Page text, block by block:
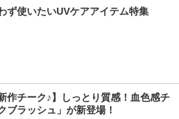
ず使いたいUVケアアイテム特集
作チーク♪】しっとり質感！血色感チ
ブラッシュ」が新登場！